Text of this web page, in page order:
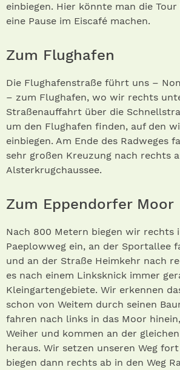
einbiegen. Hier könnte man die
eine Pause im Eiscafé machen.
Zum Flughafen
Die Flughafenstraße führt uns –
– zum Flughafen, wo wir rechts
Straßenauffahrt über die
um den Flughafen finden, auf den
einbiegen. Am Ende des Radweges
sehr großen Kreuzung nach rechts
Alsterkrugchaussee.
Zum Eppendorfer Moor
Nach 800 Metern biegen wir rechts
Paeplowweg ein, an der Sportallee
und an der Straße Heimkehr nach
es nach einem Linksknick immer
Kleingartengebiete. Wir erkennen
schon von Weitem durch seinen
fahren nach links in das Moor
Weiher und kommen an der
heraus. Wir setzen unseren Weg fort
biegen dann rechts ab in den Weg